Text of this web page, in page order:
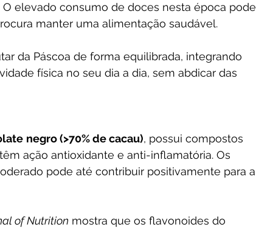
elevado consumo de doces nesta época pode
manter uma alimentação saudável.
da Páscoa de forma equilibrada, integrando
física no seu dia a dia, sem abdicar das
negro (>70% de cacau), possui compostos
ação antioxidante e anti-inflamatória. Os
pode até contribuir positivamente para a
of Nutrition mostra que os flavonoides do